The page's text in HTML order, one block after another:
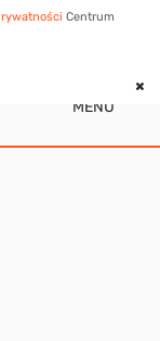
Centrum
MENU